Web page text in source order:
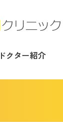
ドクター紹介